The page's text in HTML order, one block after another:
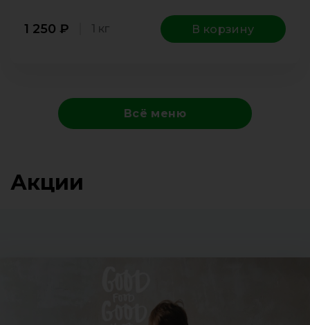
1 250 ₽ 1 кг В корзину
Всё меню
Акции